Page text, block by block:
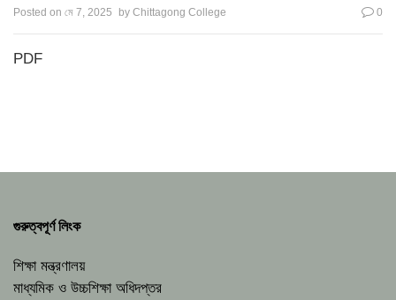
Posted on মে 7, 2025 by Chittagong College 0
PDF
গুরুত্বপূর্ণ লিংক
শিক্ষা মন্ত্রণালয়
মাধ্যমিক ও উচ্চশিক্ষা অধিদপ্তর